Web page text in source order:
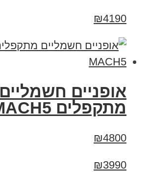
₪4190
‏אופניים חשמליים
‏מתקפלים Stark MACH5
₪4800
₪3990